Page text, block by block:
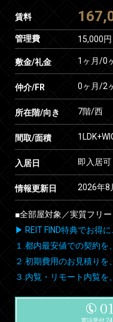
賃料
管理費 15,000円
敷金/礼金 1ヶ月/0
仲介/FR 0ヶ月/2
所在階/向き 7階/西
間取/面積
入居日 即入居可
情報更新日 2026年8
■全部屋対象／実質フリ
▶ REIT FIND特典でお得
１.都内最安値での契約を
２.初期費用のお見積りを
３.内覧・リモート内覧を